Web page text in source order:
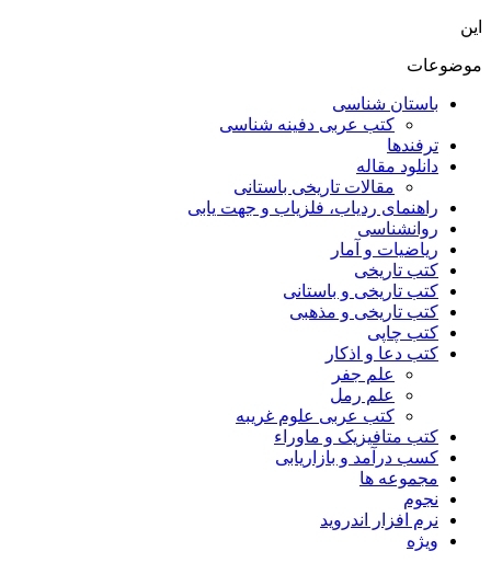
این
موضوعات
باستان شناسی
کتب عربی دفینه شناسی
ترفندها
دانلود مقاله
مقالات تاریخی باستانی
راهنمای ردیاب، فلزیاب و جهت یابی
روانشناسی
ریاضیات و آمار
کتب تاریخی
کتب تاریخی و باستانی
کتب تاریخی و مذهبی
کتب چاپی
کتب دعا و اذکار
علم جفر
علم رمل
کتب عربی علوم غریبه
کتب متافیزیک و ماوراء
کسب درآمد و بازاریابی
مجموعه ها
نجوم
نرم افزار اندروید
ویژه